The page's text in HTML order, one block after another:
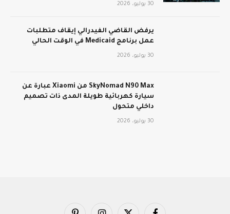
30 يوليو، 2026
يرفض القاضي الفيدرالي إيقاف متطلبات
عمل برنامج Medicaid في الوقت الحالي
30 يوليو، 2026
SkyNomad N90 Max من Xiaomi عبارة عن
سيارة كهربائية طويلة المدى ذات تصميم
داخلي متحول
30 يوليو، 2026